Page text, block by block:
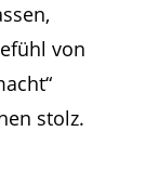
von
stolz.